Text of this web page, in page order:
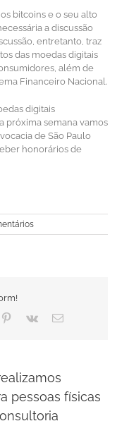
bitcoins e o seu alto
a discussão
entretanto, traz
das moedas digitais
além de
Financeiro Nacional.
digitais
próxima semana vamos
de São Paulo
honorários de
Pinterest
Vk Email
pessoas físicas